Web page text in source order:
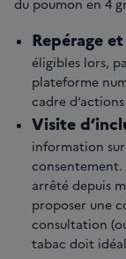
du poumon en 4
Repérage
éligibles lors,
plateforme
cadre
Visite
information
arrêté depuis
proposer une
consultation
tabac doit